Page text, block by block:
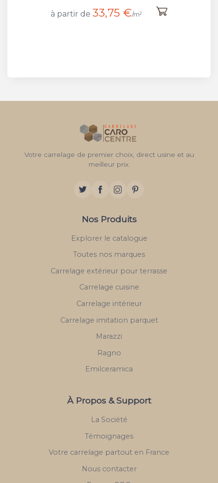
à partir de 33,75 €/m²
Votre carrelage de premier choix, direct usine et au
meilleur prix.
Nos Produits
Explorer le catalogue
Toutes nos marques
Carrelage extérieur pour terrasse
Carrelage cuisine
Carrelage intérieur
Carrelage imitation parquet
Marazzi
Ragno
Emilceramica
À Propos & Support
La Société
Témoignages
Votre carrelage partout en France
Nous contacter